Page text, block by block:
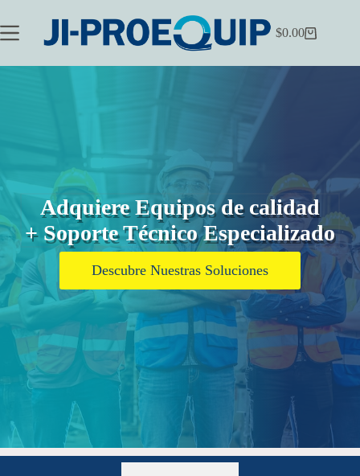
contenido
Carrito
compra
$0.00
Adquiere Equipos de calidad
+ Soporte Técnico Especializado
Descubre Nuestras Soluciones